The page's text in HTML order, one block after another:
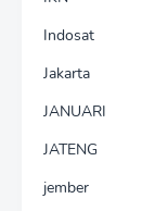
Indosat
Jakarta
JANUARI
JATENG
jember